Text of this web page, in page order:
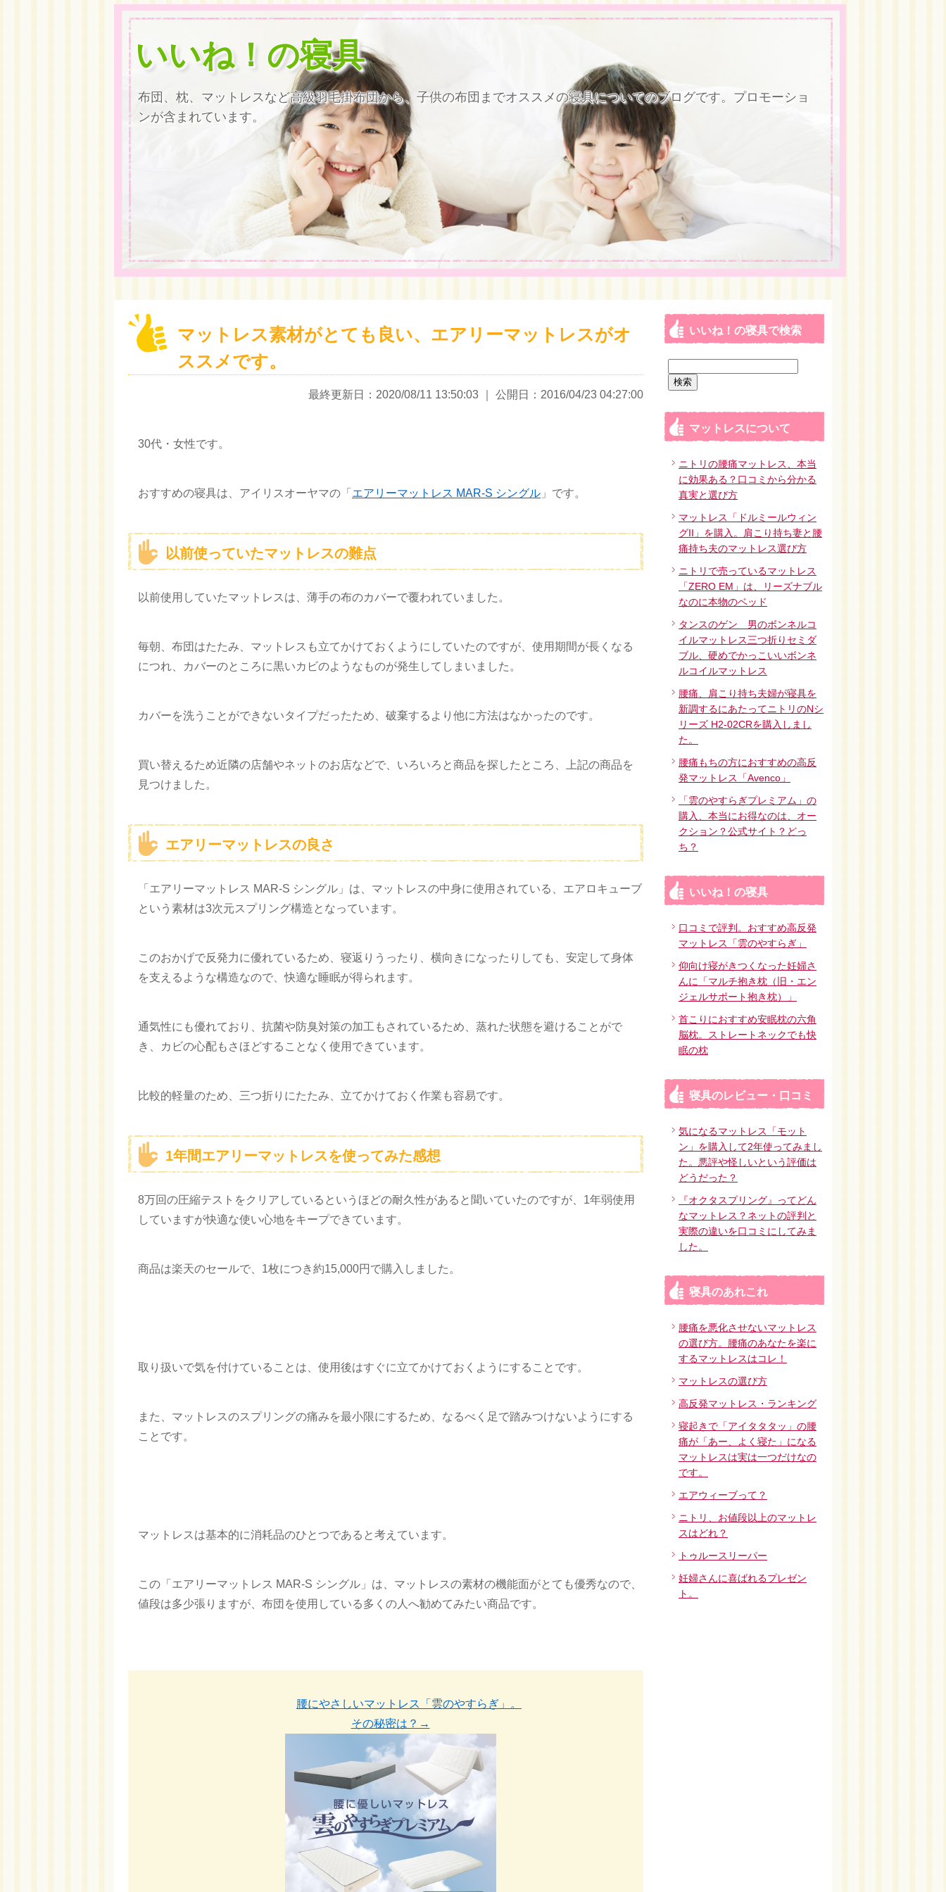
いいね！の寝具
布団、枕、マットレスなど高級羽毛掛布団から、子供の布団までオススメの寝具についてのブログです。プロモーショ
ンが含まれています。
マットレス素材がとても良い、エアリーマットレスがオ
ススメです。
最終更新日：2020/08/11 13:50:03 ｜ 公開日：2016/04/23 04:27:00
30代・女性です。
おすすめの寝具は、アイリスオーヤマの「 エアリーマットレス MAR-S シングル 」です。
以前使っていたマットレスの難点
以前使用していたマットレスは、薄手の布のカバーで覆われていました。
毎朝、布団はたたみ、マットレスも立てかけておくようにしていたのですが、使用期間が長くなる
につれ、カバーのところに黒いカビのようなものが発生してしまいました。
カバーを洗うことができないタイプだったため、破棄するより他に方法はなかったのです。
買い替えるため近隣の店舗やネットのお店などで、いろいろと商品を探したところ、上記の商品を
見つけました。
エアリーマットレスの良さ
「エアリーマットレス MAR-S シングル」は、マットレスの中身に使用されている、エアロキューブ
という素材は3次元スプリング構造となっています。
このおかげで反発力に優れているため、寝返りうったり、横向きになったりしても、安定して身体
を支えるような構造なので、快適な睡眠が得られます。
通気性にも優れており、抗菌や防臭対策の加工もされているため、蒸れた状態を避けることがで
き、カビの心配もさほどすることなく使用できています。
比較的軽量のため、三つ折りにたたみ、立てかけておく作業も容易です。
1年間エアリーマットレスを使ってみた感想
8万回の圧縮テストをクリアしているというほどの耐久性があると聞いていたのですが、1年弱使用
していますが快適な使い心地をキープできています。
商品は楽天のセールで、1枚につき約15,000円で購入しました。
取り扱いで気を付けていることは、使用後はすぐに立てかけておくようにすることです。
また、マットレスのスプリングの痛みを最小限にするため、なるべく足で踏みつけないようにする
ことです。
マットレスは基本的に消耗品のひとつであると考えています。
この「エアリーマットレス MAR-S シングル」は、マットレスの素材の機能面がとても優秀なので、
値段は多少張りますが、布団を使用している多くの人へ勧めてみたい商品です。
腰にやさしいマットレス「雲のやすらぎ」。
その秘密は？→
いいね！の寝具で検索
索:
マットレスについて
ニトリの腰痛マットレス、本当
に効果ある？口コミから分かる
真実と選び方
マットレス「ドルミールウィン
グII」を購入。肩こり持ち妻と腰
痛持ち夫のマットレス選び方
ニトリで売っているマットレス
「ZERO EM」は、リーズナブル
なのに本物のベッド
タンスのゲン 男のボンネルコ
イルマットレス三つ折りセミダ
ブル、硬めでかっこいいボンネ
ルコイルマットレス
腰痛、肩こり持ち夫婦が寝具を
新調するにあたってニトリのNシ
リーズ H2-02CRを購入しまし
た。
腰痛もちの方におすすめの高反
発マットレス「Avenco」
「雲のやすらぎプレミアム」の
購入、本当にお得なのは、オー
クション？公式サイト？どっ
ち？
いいね！の寝具
口コミで評判。おすすめ高反発
マットレス「雲のやすらぎ」
仰向け寝がきつくなった妊婦さ
んに「マルチ抱き枕（旧・エン
ジェルサポート抱き枕）」
首こりにおすすめ安眠枕の六角
脳枕。ストレートネックでも快
眠の枕
寝具のレビュー・口コミ
気になるマットレス「モット
ン」を購入して2年使ってみまし
た。悪評や怪しいという評価は
どうだった？
『オクタスプリング』ってどん
なマットレス？ネットの評判と
実際の違いを口コミにしてみま
した。
寝具のあれこれ
腰痛を悪化させないマットレス
の選び方。腰痛のあなたを楽に
するマットレスはコレ！
マットレスの選び方
高反発マットレス・ランキング
寝起きで「アイタタタッ」の腰
痛が「あー、よく寝た」になる
マットレスは実は一つだけなの
です。
エアウィーブって？
ニトリ、お値段以上のマットレ
スはどれ？
トゥルースリーパー
妊婦さんに喜ばれるプレゼン
ト。